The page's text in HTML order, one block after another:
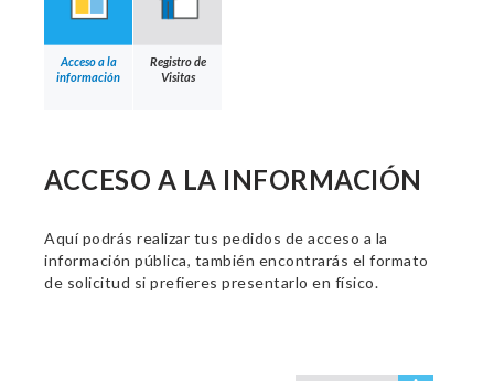
Acceso a la
información
Registro de
Visitas
ACCESO A LA INFORMACIÓN
Aquí podrás realizar tus pedidos de acceso a la
información pública, también encontrarás el formato
de solicitud si prefieres presentarlo en físico.